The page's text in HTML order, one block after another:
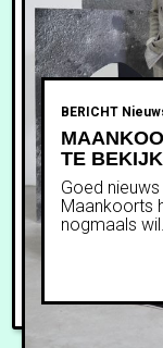
BERICHT
TE
Goed
Maankoorts
nogmaals